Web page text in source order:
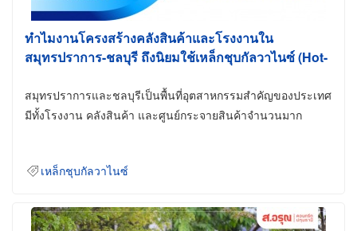
ทำไมงานโครงสร้างคลังสินค้าและโรงงานใน
สมุทรปราการ-ชลบุรี ถึงนิยมใช้เหล็กชุบกัลวาไนซ์ (Hot-
สมุทรปราการและชลบุรีเป็นพื้นที่อุตสาหกรรมสำคัญของประเทศ
มีทั้งโรงงาน คลังสินค้า และศูนย์กระจายสินค้าจำนวนมาก
เหล็กชุบกัลวาไนซ์